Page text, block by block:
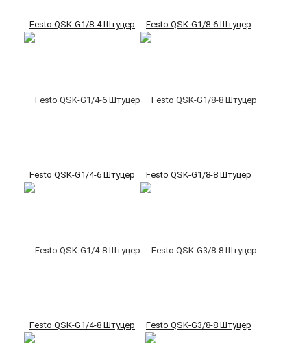
Festo QSK-G1/8-4 Штуцер Festo QSK-G1/8-6 Штуцер
Festo QSK-G1/4-6 Штуцер Festo QSK-G1/8-8 Штуцер
Festo QSK-G1/4-8 Штуцер Festo QSK-G3/8-8 Штуцер